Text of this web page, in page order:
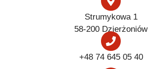
Strumykowa 1
58-200 Dzierżoniów
+48 74 645 05 40